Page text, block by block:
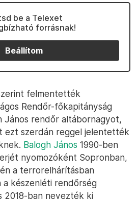
be a Telexet
forrásnak!
Beállítom
felmentették
Rendőr-főkapitányság
János rendőr altábornagyot,
ezt szerdán reggel jelentették
Balogh János 1990-ben
nyomozóként Sopronban,
a terrorelhárításban
készenléti rendőrség
2018-ban nevezték ki